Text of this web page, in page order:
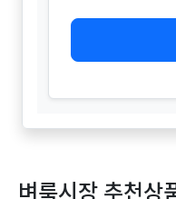
벼룩시장 추천상